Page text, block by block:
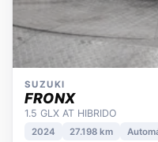
SUZUKI
FRONX
1.5 GLX AT HIBRIDO